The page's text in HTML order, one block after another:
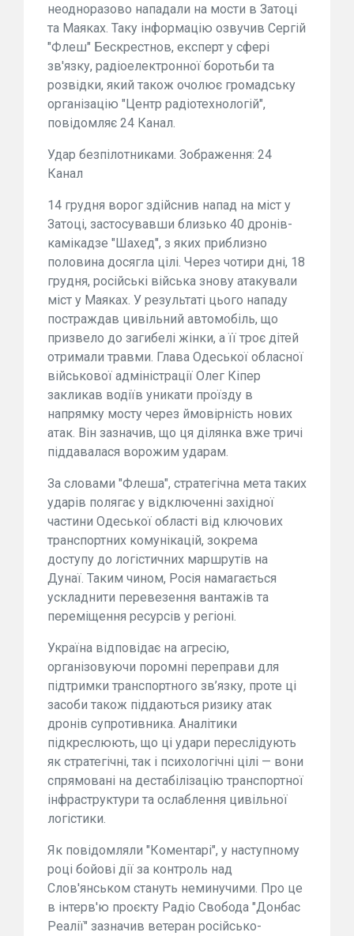
неодноразово нападали на мости в Затоці
та Маяках. Таку інформацію озвучив Сергій
"Флеш" Бескрестнов, експерт у сфері
зв'язку, радіоелектронної боротьби та
розвідки, який також очолює громадську
організацію "Центр радіотехнологій",
повідомляє 24 Канал.
Удар безпілотниками. Зображення: 24
Канал
14 грудня ворог здійснив напад на міст у
Затоці, застосувавши близько 40 дронів-
камікадзе "Шахед", з яких приблизно
половина досягла цілі. Через чотири дні, 18
грудня, російські війська знову атакували
міст у Маяках. У результаті цього нападу
постраждав цивільний автомобіль, що
призвело до загибелі жінки, а її троє дітей
отримали травми. Глава Одеської обласної
військової адміністрації Олег Кіпер
закликав водіїв уникати проїзду в
напрямку мосту через ймовірність нових
атак. Він зазначив, що ця ділянка вже тричі
піддавалася ворожим ударам.
За словами "Флеша", стратегічна мета таких
ударів полягає у відключенні західної
частини Одеської області від ключових
транспортних комунікацій, зокрема
доступу до логістичних маршрутів на
Дунаї. Таким чином, Росія намагається
ускладнити перевезення вантажів та
переміщення ресурсів у регіоні.
Україна відповідає на агресію,
організовуючи поромні переправи для
підтримки транспортного зв’язку, проте ці
засоби також піддаються ризику атак
дронів супротивника. Аналітики
підкреслюють, що ці удари переслідують
як стратегічні, так і психологічні цілі — вони
спрямовані на дестабілізацію транспортної
інфраструктури та ослаблення цивільної
логістики.
Як повідомляли "Коментарі", у наступному
році бойові дії за контроль над
Слов'янськом стануть неминучими. Про це
в інтерв'ю проєкту Радіо Свобода "Донбас
Реалії" зазначив ветеран російсько-